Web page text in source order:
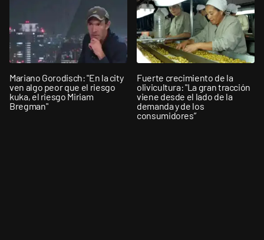
Mariano Gorodisch: "En la city
ven algo peor que el riesgo
kuka, el riesgo Miriam
Bregman"
Fuerte crecimiento de la
olivicultura: "La gran tracción
viene desde el lado de la
demanda y de los
consumidores”